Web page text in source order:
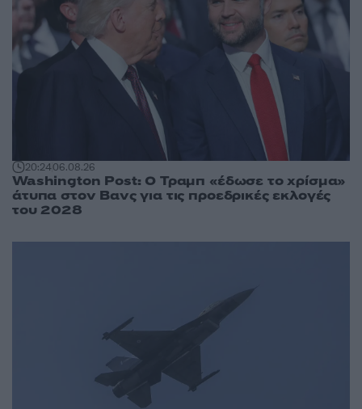
20:2406.08.26
Washington Post: Ο Τραμπ «έδωσε το χρίσμα»
άτυπα στον Βανς για τις προεδρικές εκλογές
του 2028